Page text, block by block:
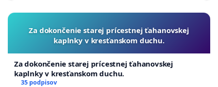
Za dokončenie starej prícestnej ťahanovskej
kaplnky v kresťanskom duchu.
Za dokončenie starej prícestnej ťahanovskej
kaplnky v kresťanskom duchu.
35 podpisov